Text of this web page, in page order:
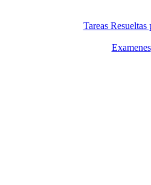
Tareas Resueltas
Examenes